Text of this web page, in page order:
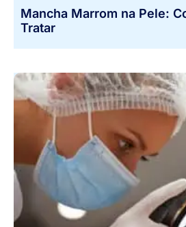
Mancha Marrom na Pele:
Tratar